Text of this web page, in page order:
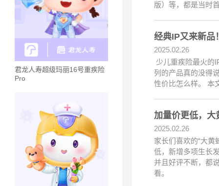
君龙人寿超级玛丽16号重疾险
Pro
版）等，都是当时
经典IP又来新品
2025.02.26
少儿重疾险最火的
列的产品真的没得
性价比怎么样。 本
加量价更低，大
2025.02.26
家长们喜欢的“大
低，新增多项生长
并且好评不断，都
看。